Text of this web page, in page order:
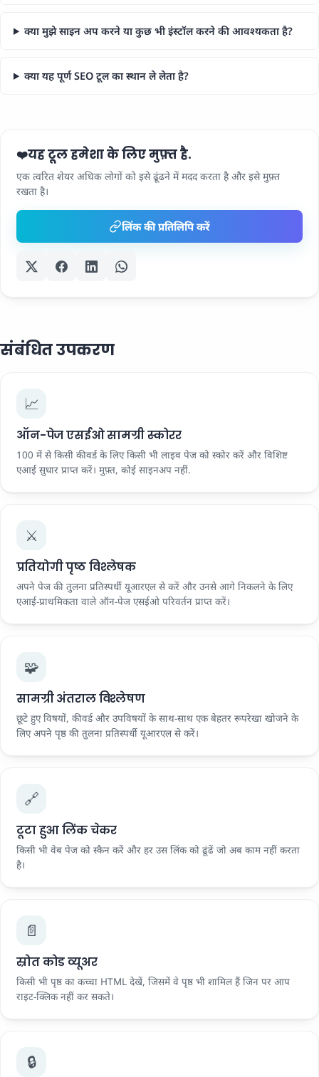
क्या मुझे साइन अप करने या कुछ भी इंस्टॉल करने की आवश्यकता है?
क्या यह पूर्ण SEO टूल का स्थान ले लेता है?
❤️यह टूल हमेशा के लिए मुफ़्त है.
एक त्वरित शेयर अधिक लोगों को इसे ढूंढने में मदद करता है और इसे मुफ़्त
रखता है।
लिंक की प्रतिलिपि करें
संबंधित उपकरण
📈
ऑन-पेज एसईओ सामग्री स्कोरर
100 में से किसी कीवर्ड के लिए किसी भी लाइव पेज को स्कोर करें और विशिष्ट
एआई सुधार प्राप्त करें। मुफ़्त, कोई साइनअप नहीं.
⚔️
प्रतियोगी पृष्ठ विश्लेषक
अपने पेज की तुलना प्रतिस्पर्धी यूआरएल से करें और उनसे आगे निकलने के लिए
एआई-प्राथमिकता वाले ऑन-पेज एसईओ परिवर्तन प्राप्त करें।
🧩
सामग्री अंतराल विश्लेषण
छूटे हुए विषयों, कीवर्ड और उपविषयों के साथ-साथ एक बेहतर रूपरेखा खोजने के
लिए अपने पृष्ठ की तुलना प्रतिस्पर्धी यूआरएल से करें।
🔗
टूटा हुआ लिंक चेकर
किसी भी वेब पेज को स्कैन करें और हर उस लिंक को ढूंढें जो अब काम नहीं करता
है।
📄
स्रोत कोड व्यूअर
किसी भी पृष्ठ का कच्चा HTML देखें, जिसमें वे पृष्ठ भी शामिल हैं जिन पर आप
राइट-क्लिक नहीं कर सकते।
🔒